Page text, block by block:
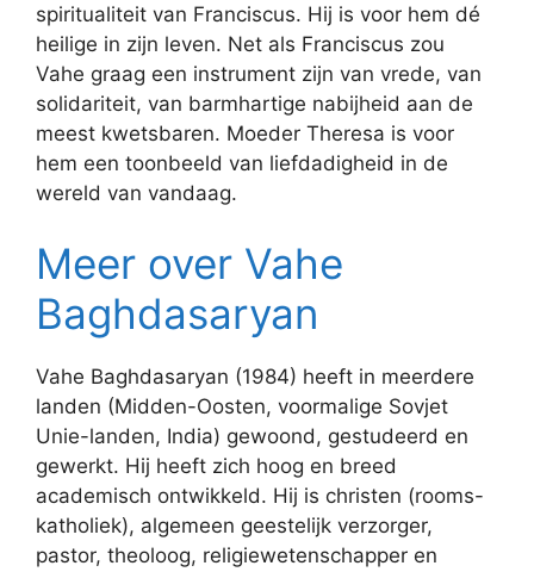
spiritualiteit van Franciscus. Hij is voor hem dé
heilige in zijn leven. Net als Franciscus zou
Vahe graag een instrument zijn van vrede, van
solidariteit, van barmhartige nabijheid aan de
meest kwetsbaren. Moeder Theresa is voor
hem een toonbeeld van liefdadigheid in de
wereld van vandaag.
Meer over Vahe
Baghdasaryan
Vahe Baghdasaryan (1984) heeft in meerdere
landen (Midden-Oosten, voormalige Sovjet
Unie-landen, India) gewoond, gestudeerd en
gewerkt. Hij heeft zich hoog en breed
academisch ontwikkeld. Hij is christen (rooms-
katholiek), algemeen geestelijk verzorger,
pastor, theoloog, religiewetenschapper en